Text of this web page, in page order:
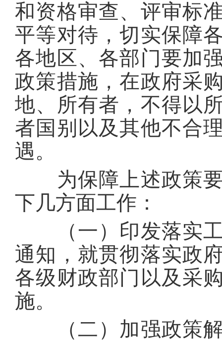
和资格审查、评审标
平等对待，切实保障
各地区、各部门要加
政策措施，在政府采
地、所有者，不得以
者国别以及其他不合
遇。
为保障上述政策要
下几方面工作：
（一）印发落实工
通知，就贯彻落实政
各级财政部门以及采
施。
（二）加强政策解